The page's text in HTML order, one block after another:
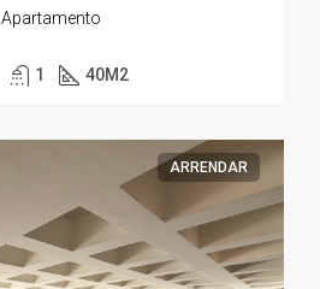
Apartamento
1 40M2
ARRENDAR